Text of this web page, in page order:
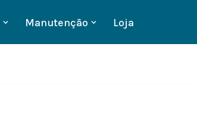
Manutenção Loja